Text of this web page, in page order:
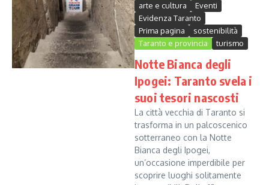
arte e cultura
Eventi
Evidenza Taranto
Prima pagina
sostenibilità
Taranto e provincia
turismo
Notte Bianca degli
Ipogei: Taranto svela i
suoi tesori nascosti
La città vecchia di Taranto si
trasforma in un palcoscenico
sotterraneo con la Notte
Bianca degli Ipogei,
un’occasione imperdibile per
scoprire luoghi solitamente